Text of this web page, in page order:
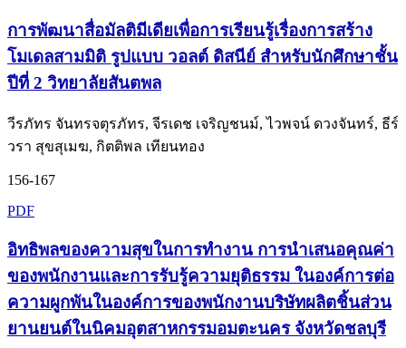
การพัฒนาสื่อมัลติมีเดียเพื่อการเรียนรู้เรื่องการสร้าง
โมเดลสามมิติ รูปแบบ วอลต์ ดิสนีย์ สำหรับนักศึกษาชั้น
ปีที่ 2 วิทยาลัยสันตพล
วีรภัทร จันทรจตุรภัทร, จีรเดช เจริญชนม์, ไวพจน์ ดวงจันทร์, ธีร์
วรา สุขสุเมฆ, กิตติพล เทียนทอง
156-167
PDF
อิทธิพลของความสุขในการทำงาน การนำเสนอคุณค่า
ของพนักงานและการรับรู้ความยุติธรรม ในองค์การต่อ
ความผูกพันในองค์การของพนักงานบริษัทผลิตชิ้นส่วน
ยานยนต์ในนิคมอุตสาหกรรมอมตะนคร จังหวัดชลบุรี